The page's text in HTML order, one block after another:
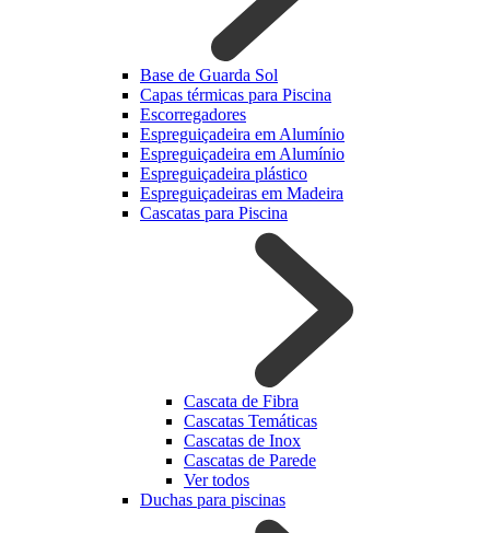
Base de Guarda Sol
Capas térmicas para Piscina
Escorregadores
Espreguiçadeira em Alumínio
Espreguiçadeira em Alumínio
Espreguiçadeira plástico
Espreguiçadeiras em Madeira
Cascatas para Piscina
Cascata de Fibra
Cascatas Temáticas
Cascatas de Inox
Cascatas de Parede
Ver todos
Duchas para piscinas